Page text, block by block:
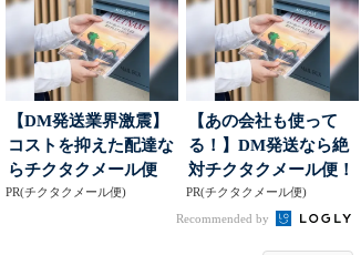
【DM発送業界激震】
コストを抑えた配達な
らチクタクメール便
PR(チクタクメール便)
【あの会社も使って
る！】DM発送なら絶
対チクタクメール便！
PR(チクタクメール便)
Recommended by